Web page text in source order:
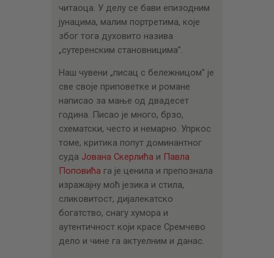
читаоца. У делу се бави епизодним
јунацима, малим портретима, које
због тога духовито назива
„сутеренским становницима”.
Наш чувени „писац с бележницом” је
све своје приповетке и романе
написао за мање од двадесет
година. Писао је много, брзо,
схематски, често и немарно. Упркос
томе, критика попут доминантног
суда Јована Скерлића и Павла
Поповића га је ценила и препознала
изражајну моћ језика и стила,
сликовитост, дијалекатско
богатство, снагу хумора и
аутентичност који красе Сремчево
дело и чине га актуелним и данас.